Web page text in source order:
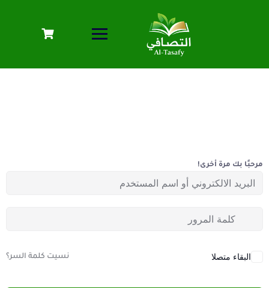
مرحبًا بك مرة أخرى!
البقاء متصلا نسيت كلمة السر؟